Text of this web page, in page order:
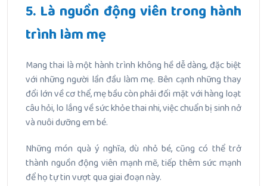
5. Là nguồn động viên trong hành
trình làm mẹ
Mang thai là một hành trình không hề dễ dàng, đặc biệt
với những người lần đầu làm mẹ. Bên cạnh những thay
đổi lớn về cơ thể, mẹ bầu còn phải đối mặt với hàng loạt
câu hỏi, lo lắng về sức khỏe thai nhi, việc chuẩn bị sinh nở
và nuôi dưỡng em bé.
Những món quà ý nghĩa, dù nhỏ bé, cũng có thể trở
thành nguồn động viên mạnh mẽ, tiếp thêm sức mạnh
để họ tự tin vượt qua giai đoạn này.